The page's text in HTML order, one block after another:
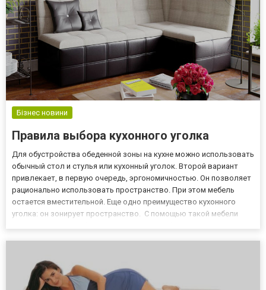
Бізнес новини
Правила выбора кухонного уголка
Для обустройства обеденной зоны на кухне можно использовать
обычный стол и стулья или кухонный уголок. Второй вариант
привлекает, в первую очередь, эргономичностью. Он позволяет
рационально использовать пространство. При этом мебель
остается вместительной. Еще одно преимущество кухонного
уголка: он зонирует пространство. С помощью такой мебели